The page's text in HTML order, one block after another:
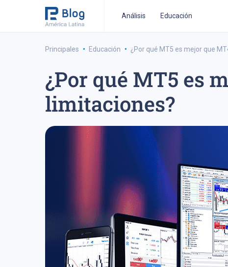
Análisis Educación
estrategia de trading a medio-plazo estrategia de
Principales · Educación · ¿Por qué MT5 es mejor que
¿Por qué MT5 es
limitaciones?